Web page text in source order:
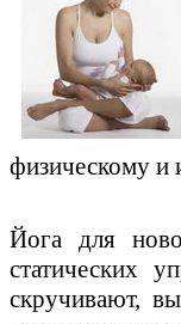
физическому и
Йога для
статических
скручивают,